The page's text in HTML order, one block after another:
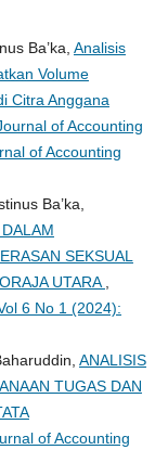
Ba’ka, Analisis
Volume
Citra Anggana
of Accounting
of Accounting
Ba’ka,
SEKSUAL
UTARA
6 No 1 (2024):
ANALISIS
TUGAS DAN
of Accounting